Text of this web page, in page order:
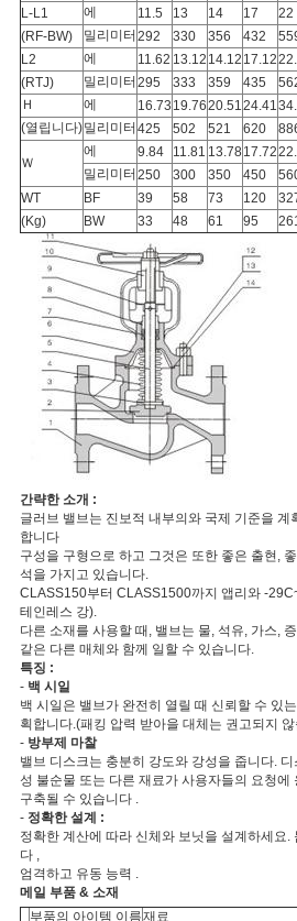
L-L1
에 11.5 13 14 17 22
(RF-BW)
밀리미터 292 330 356 432
L2
에 11.62 13.12 14.12 17.12
(RTJ)
밀리미터 295 333 359 435
Ｈ
에 16.73 19.7620.5124.41
(열립니다)밀리미터 425 502 521 620
Ｗ
에 9.84 11.81 13.7817.72
밀리미터 250 300 350 450
WT
BF 39 58 73 120
(Kg)
BW 33 48 61 95
간략한 소개 :
글러브 밸브는 진보적 내부의와 국제 기준을 계
합니다
구성을 구형으로 하고 그것은 또한 좋은 출현,
석을 가지고 있습니다.
CLASS150부터 CLASS1500까지 앱리와 -
테인레스 강).
다른 소재를 사용할 때, 밸브는 물, 석유, 가스,
같은 다른 매체와 함께 일할 수 있습니다.
특징 :
- 백 시일
백 시일은 밸브가 완전히 열릴 때 신뢰할 수 있
획합니다.(패킹 압력 받아을 대체는 권고되지
- 방부제 마찰
밸브 디스크는 충분히 강도와 강성을 줍니다.
성 불순물 또는 다른 재료가 사용자들의 요청에
구축될 수 있습니다 .
- 정확한 설계 :
정확한 계산에 따라 신체와 보닛을 설계하세요.
다 ,
엄격하고 유동 능력 .
메일 부품 & 소재
부품의 아이템 이름재료